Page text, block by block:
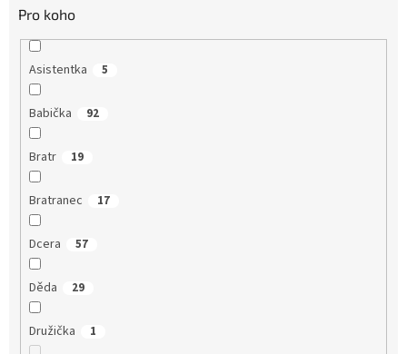
Pro koho
Asistentka 5
Babička 92
Bratr 19
Bratranec 17
Dcera 57
Děda 29
Družička 1